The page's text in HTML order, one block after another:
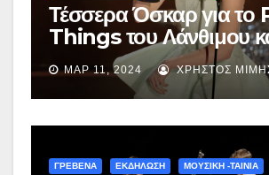
Τέσσερα Όσκαρ για το
Things του Λάνθιμου
μεγάλος νικητής το
– Όλα όσα συνέβησαν
ΜΑΡ 11, 2024 ΧΡΉΣΤΟΣ
ΓΡΕΒΕΝΑ ΕΚΔΗΛΩΣΗ ΜΟΥΣΙΚΗ -ΤΑΙΝΙΑ